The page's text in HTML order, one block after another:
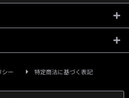
シー 特定商法に基づく表記